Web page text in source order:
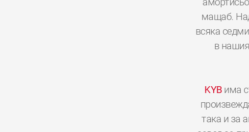
мащаб.
всяка
в
KYBима
така и за